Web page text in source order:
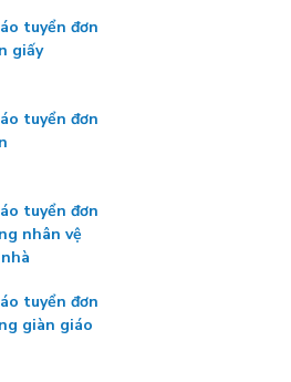
tuyển đơn
giấy
tuyển đơn
tuyển đơn
nhân vệ
tuyển đơn
giàn giáo